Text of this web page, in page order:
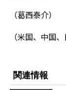
（葛西泰介）
（米国、中国
関連情報